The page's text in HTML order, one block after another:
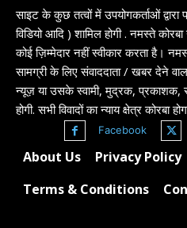
साइट के कुछ तत्वों में उपयोगकर्ताओं
विडियो आदि ) शामिल होगी . नमस्ते
कोई ज़िम्मेदार नहीं स्वीकार करता है।
सामग्री के लिए संवाददाता / खबर देने
न्यूज़ या उसके स्वामी, मुद्रक, प्रकाशक,
होगी. सभी विवादों का न्याय क्षेत्र कोरबा
Facebook
About Us Privacy Policy
Terms & Conditions